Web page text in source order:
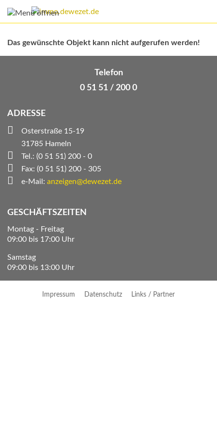
Das gewünschte Objekt kann nicht aufgerufen werden!
Telefon
0 51 51 / 200 0
ADRESSE
Osterstraße 15-19
31785 Hameln
Tel.: (0 51 51) 200 - 0
Fax: (0 51 51) 200 - 305
e-Mail: anzeigen@dewezet.de
GESCHÄFTSZEITEN
Montag - Freitag
09:00 bis 17:00 Uhr
Samstag
09:00 bis 13:00 Uhr
Impressum Datenschutz Links / Partner